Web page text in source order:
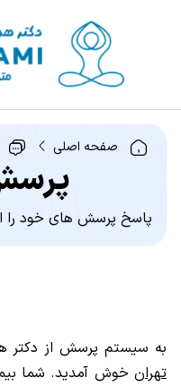
صفحه اصلی
پاسخ پرسش های خود را
به سیستم پرسش از دکتر
تهران خوش آمدید. شما